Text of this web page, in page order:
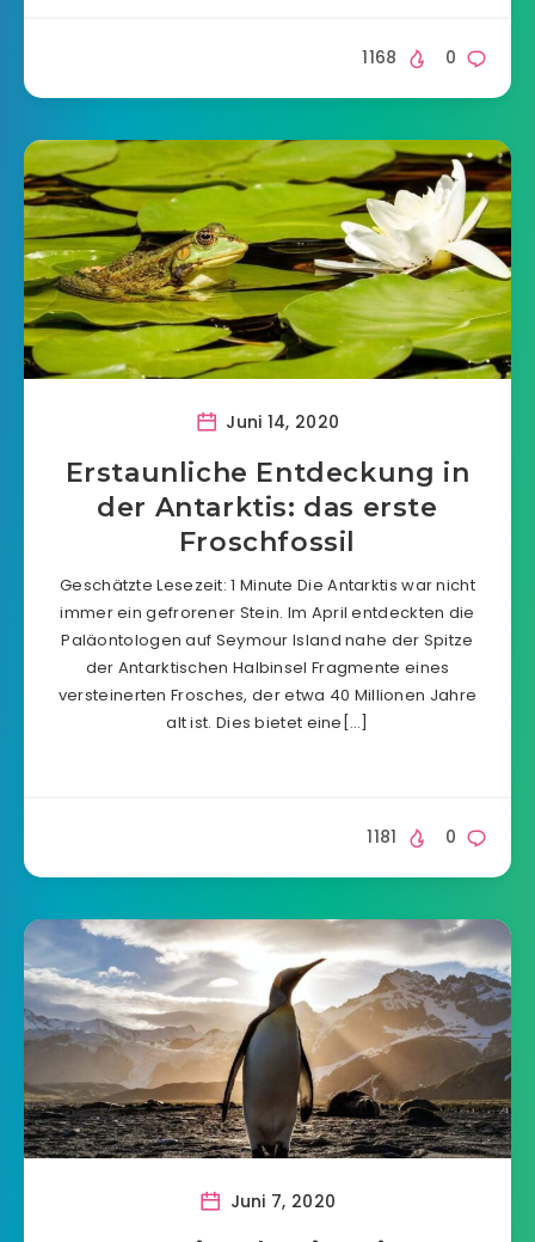
0
1168
Juni 14, 2020
Erstaunliche Entdeckung in
der Antarktis: das erste
Froschfossil
Geschätzte Lesezeit: 1 Minute Die Antarktis war nicht
immer ein gefrorener Stein. Im April entdeckten die
Paläontologen auf Seymour Island nahe der Spitze
der Antarktischen Halbinsel Fragmente eines
versteinerten Frosches, der etwa 40 Millionen Jahre
alt ist. Dies bietet eine[…]
0
1181
Juni 7, 2020